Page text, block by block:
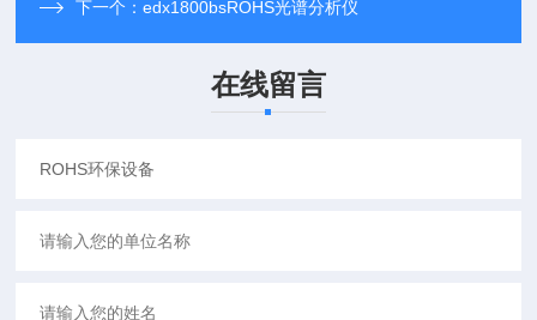
下一个：edx1800bsROHS光谱分析仪
在线留言